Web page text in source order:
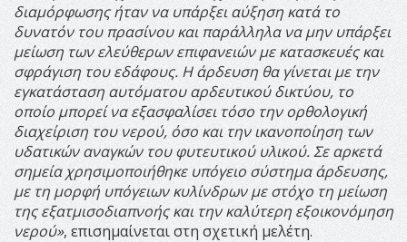
διαμόρφωσης ήταν να υπάρξει αύξηση κατά το
δυνατόν του πρασίνου και παράλληλα να μην υπάρξει
μείωση των ελεύθερων επιφανειών με κατασκευές και
σφράγιση του εδάφους. Η άρδευση θα γίνεται με την
εγκατάσταση αυτόματου αρδευτικού δικτύου, το
οποίο μπορεί να εξασφαλίσει τόσο την ορθολογική
διαχείριση του νερού, όσο και την ικανοποίηση των
υδατικών αναγκών του φυτευτικού υλικού. Σε αρκετά
σημεία χρησιμοποιήθηκε υπόγειο σύστημα άρδευσης,
με τη μορφή υπόγειων κυλίνδρων με στόχο τη μείωση
της εξατμισοδιαπνοής και την καλύτερη εξοικονόμηση
νερού», επισημαίνεται στη σχετική μελέτη.